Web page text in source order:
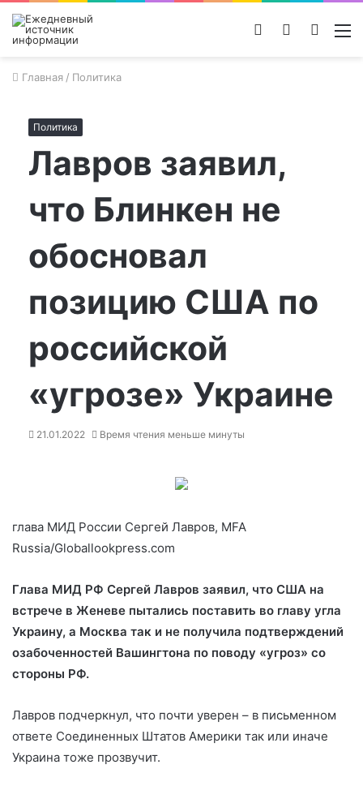
Поиск
Switch
Войти
Главная / Политика
Политика
Лавров заявил,
что Блинкен не
обосновал
позицию США по
российской
«угрозе» Украине
21.01.2022 Время чтения меньше минуты
глава МИД России Сергей Лавров, MFA
Russia/Globallookpress.com
Глава МИД РФ Сергей Лавров заявил, что США на
встрече в Женеве пытались поставить во главу угла
Украину, а Москва так и не получила подтверждений
озабоченностей Вашингтона по поводу «угроз» со
стороны РФ.
Лавров подчеркнул, что почти уверен – в письменном
ответе Соединенных Штатов Америки так или иначе
Украина тоже прозвучит.